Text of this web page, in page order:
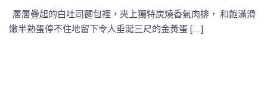
層層疊起的白吐司麵包裡，夾上獨特炭燒香氣肉排， 和飽滿滑
嫩半熟蛋停不住地留下令人垂涎三尺的金黃蛋 […]